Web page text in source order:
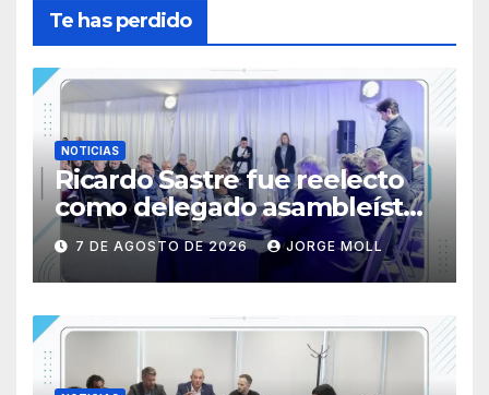
Te has perdido
NOTICIAS
Ricardo Sastre fue reelecto
como delegado asambleísta
de la Primera Nacional en
AFA
7 DE AGOSTO DE 2026 JORGE MOLL